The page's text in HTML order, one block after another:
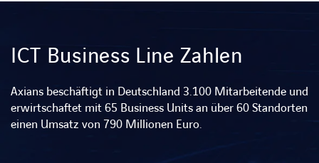
ICT Business Line Zahlen
Axians beschäftigt in Deutschland 3.100 Mitarbeitende und
erwirtschaftet mit 65 Business Units an über 60 Standorten
einen Umsatz von 790 Millionen Euro.